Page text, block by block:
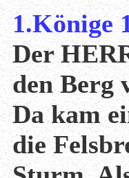
1.Könige
Der
den Berg
Da kam
die